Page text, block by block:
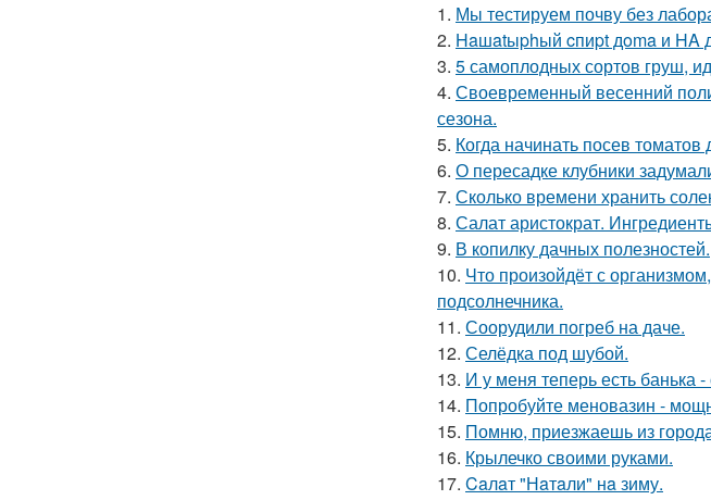
1. Мы тестируем почву без
2. Haшatыphый cпиpt дoma и HA
3. 5 самоплодных сортов груш,
4. Своевременный весенний
сезона.
5. Когда начинать посев
6. О пересадке клубники
7. Сколько времени хранить
8. Салат аристократ.
9. В копилку дачных полезностей.
10. Что произойдёт с
подсолнечника.
11. Соорудили погреб на даче.
12. Селёдка под шубой.
13. И у меня теперь есть банька
14. Попробуйте меновазин -
15. Помню, приезжаешь из
16. Крылечко своими руками.
17. Caлaт "Нaтaли" нa зиму.